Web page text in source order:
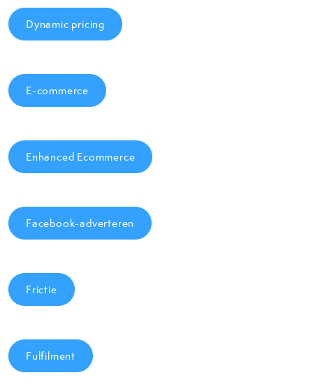
Dynamic pricing
E-commerce
Enhanced Ecommerce
Facebook-adverteren
Frictie
Fulfilment